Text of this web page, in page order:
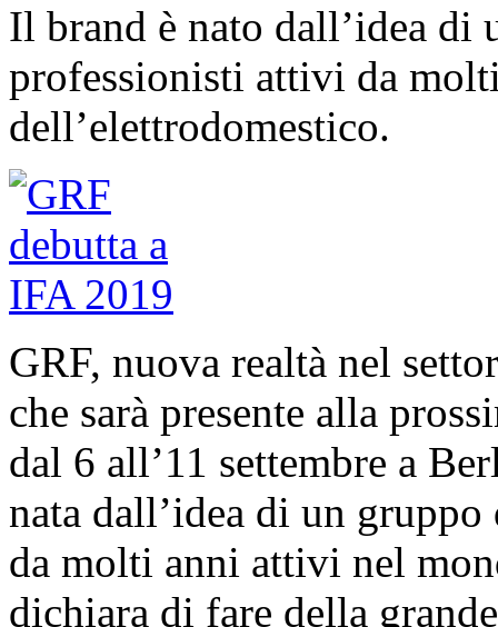
Il brand è nato dall’idea
professionisti attivi da
dell’elettrodomestico.
GRF, nuova realtà nel
che sarà presente alla
dal 6 all’11 settembre a
nata dall’idea di un
da molti anni attivi nel
dichiara di fare della